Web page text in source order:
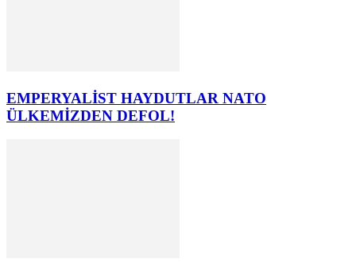
EMPERYALİST HAYDUTLAR NATO
ÜLKEMİZDEN DEFOL!